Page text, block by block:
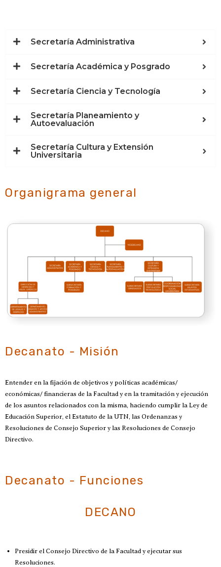
Secretaría Administrativa
Secretaría Académica y Posgrado
Secretaría Ciencia y Tecnología
Secretaría Planeamiento y
Autoevaluación
Secretaría Cultura y Extensión
Universitaria
Organigrama general
Decanato - Misión
Entender en la fijación de objetivos y políticas académicas/
económicas/ financieras de la Facultad y en la tramitación y ejecución
de los asuntos relacionados con la misma, haciendo cumplir la Ley de
Educación Superior, el Estatuto de la UTN, las Ordenanzas y
Resoluciones de Consejo Superior y las Resoluciones de Consejo
Directivo.
Decanato - Funciones
DECANO
Presidir el Consejo Directivo de la Facultad y ejecutar sus
Resoluciones.